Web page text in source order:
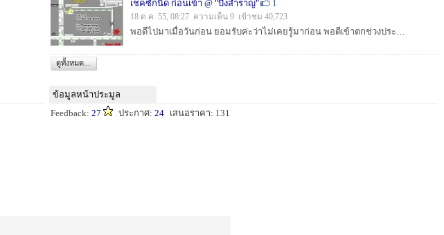
เช็คซักนิด ก่อนเข้า @ "บึงสำราญ" 1
18 ต.ค. 55, 08:27 ความเห็น 9 เข้าชม 40,723
พอดีไปมาเมื่อวันก่อน ยอมรับค่ะว่าไม่เคยรู้มาก่อน พอดีเข้าตกช่วงประมาณบ่าย 4 โมง ตกไปพอถึงเที่ยงคืนพนักงานมาเรียกเก็บเงิน บอกหมดเวลาเที่ยงคืน ถ้าตกต้อ...
ดูทั้งหมด...
ข้อมูลหน้าประมูล
Feedback: 27 ประกาศ: 24 เสนอราคา: 131